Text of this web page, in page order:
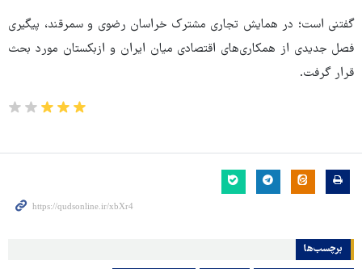
گفتنی است؛ در همایش تجاری مشترک خراسان رضوی و سمرقند، پیگیری
فصل جدیدی از همکاری‌های اقتصادی میان ایران و ازبکستان مورد بحث
قرار گرفت.
برچسب‌ها